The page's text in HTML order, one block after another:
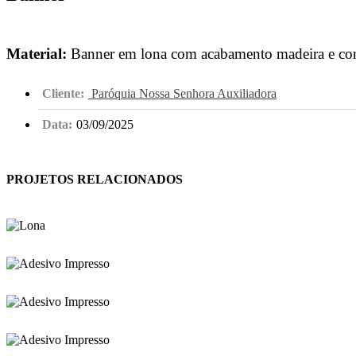
Material: Banner em lona com acabamento madeira e
Cliente: Paróquia Nossa Senhora Auxiliadora
Data: 03/09/2025
PROJETOS RELACIONADOS